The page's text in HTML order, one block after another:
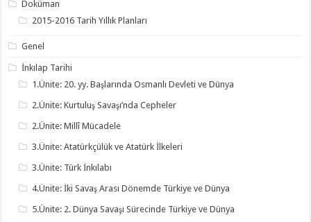
Doküman
2015-2016 Tarih Yıllık Planları
Genel
İnkılap Tarihi
1.Ünite: 20. yy. Başlarında Osmanlı Devleti ve Dünya
2.Ünite: Kurtuluş Savaşı’nda Cepheler
2.Ünite: Millî Mücadele
3.Ünite: Atatürkçülük ve Atatürk İlkeleri
3.Ünite: Türk İnkılabı
4.Ünite: İki Savaş Arası Dönemde Türkiye ve Dünya
5.Ünite: 2. Dünya Savaşı Sürecinde Türkiye ve Dünya